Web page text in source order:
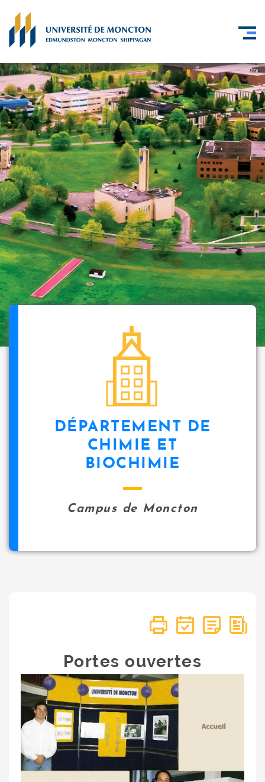
DÉPARTEMENT DE
CHIMIE ET
BIOCHIMIE
Campus de Moncton
Portes ouvertes